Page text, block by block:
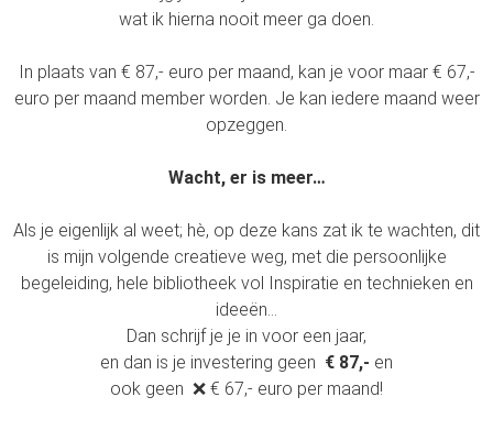
wat ik hierna nooit meer ga doen.
In plaats van € 87,- euro per maand, kan je voor maar € 67,-
euro per maand member worden. Je kan iedere maand weer
opzeggen.
Wacht, er is meer…
Als je eigenlijk al weet; hè, op deze kans zat ik te wachten, dit
is mijn volgende creatieve weg, met die persoonlijke
begeleiding, hele bibliotheek vol Inspiratie en technieken en
ideeën…
Dan schrijf je je in voor een jaar,
en dan is je investering geen € 87,- en
ook geen ❌ € 67,- euro per maand!